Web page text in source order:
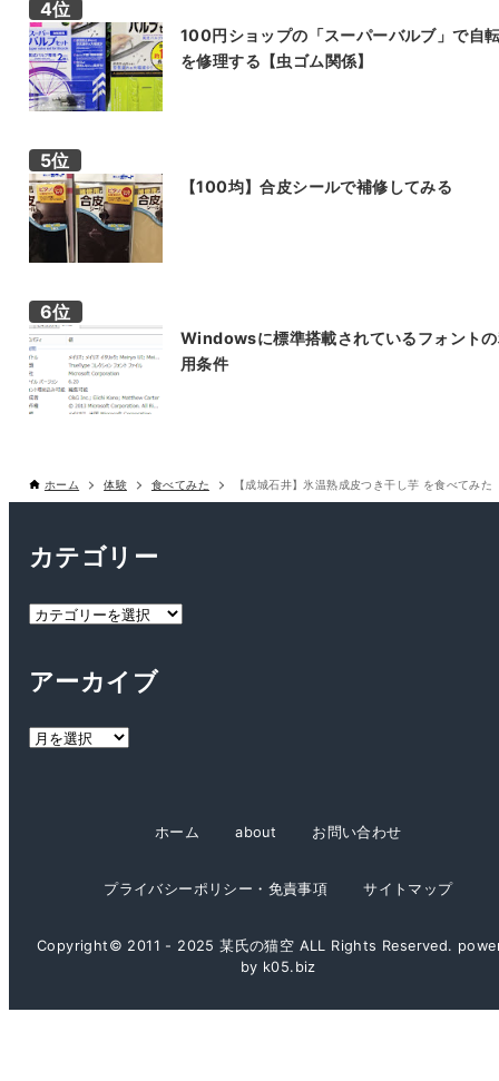
100円ショップの「スーパーバルブ」で自
を修理する【虫ゴム関係】
【100均】合皮シールで補修してみる
Windowsに標準搭載されているフォント
用条件
ホーム 体験 食べてみた 【成城石井】氷温熟成皮つき干し芋 を食べてみた
カテゴリー
カ
リ
アーカイブ
ア
ホーム about お問い合わせ
プライバシーポリシー・免責事項 サイトマップ
Copyright© 2011 - 2025 某氏の猫空 ALL Rights Reserved.
by k05.biz